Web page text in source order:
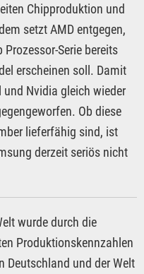
Chipproduktion und
setzt AMD entgegen,
Serie bereits
erscheinen soll. Damit
und Nvidia gleich wieder
Ob diese
lieferfähig sind, ist
derzeit seriös nicht
wurde durch die
Produktionskennzahlen
Deutschland und der Welt